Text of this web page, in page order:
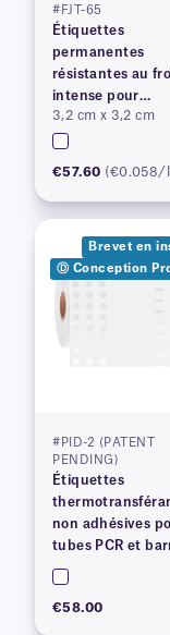
#FJT-65
Étiquettes
permanentes
résistantes au
intense pour
imprimantes à
thermique
3,2 cm x 3,2 cm
€57.60 (€0.058/
Brevet en
Ⓓ Conception
#PID-2 (PATENT
PENDING)
Étiquettes
non adhésives
tubes PCR et
de tubes de
– 4,06 po x 0,36
€58.00